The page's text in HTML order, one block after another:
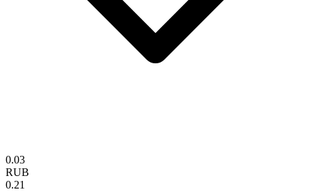
0.03
RUB
0.21